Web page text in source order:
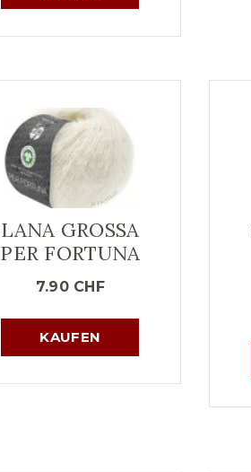
LANA GROSSA
PER FORTUNA
7.90 CHF
KAUFEN